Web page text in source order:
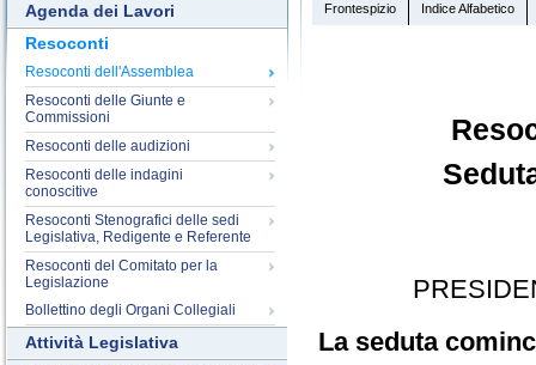
Agenda dei Lavori
Resoconti
Resoconti dell'Assemblea
Resoconti delle Giunte e
Commissioni
Resoconti delle audizioni
Resoconti delle indagini
conoscitive
Resoconti Stenografici delle sedi
Legislativa, Redigente e Referente
Resoconti del Comitato per la
Legislazione
Bollettino degli Organi Collegiali
Attività Legislativa
Frontespizio Indice Alfabetico
La seduta